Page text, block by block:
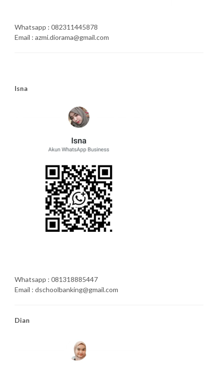
Whatsapp : 082311445878
Email : azmi.diorama@gmail.com
Isna
Whatsapp : 081318885447
Email : dschoolbanking@gmail.com
Dian